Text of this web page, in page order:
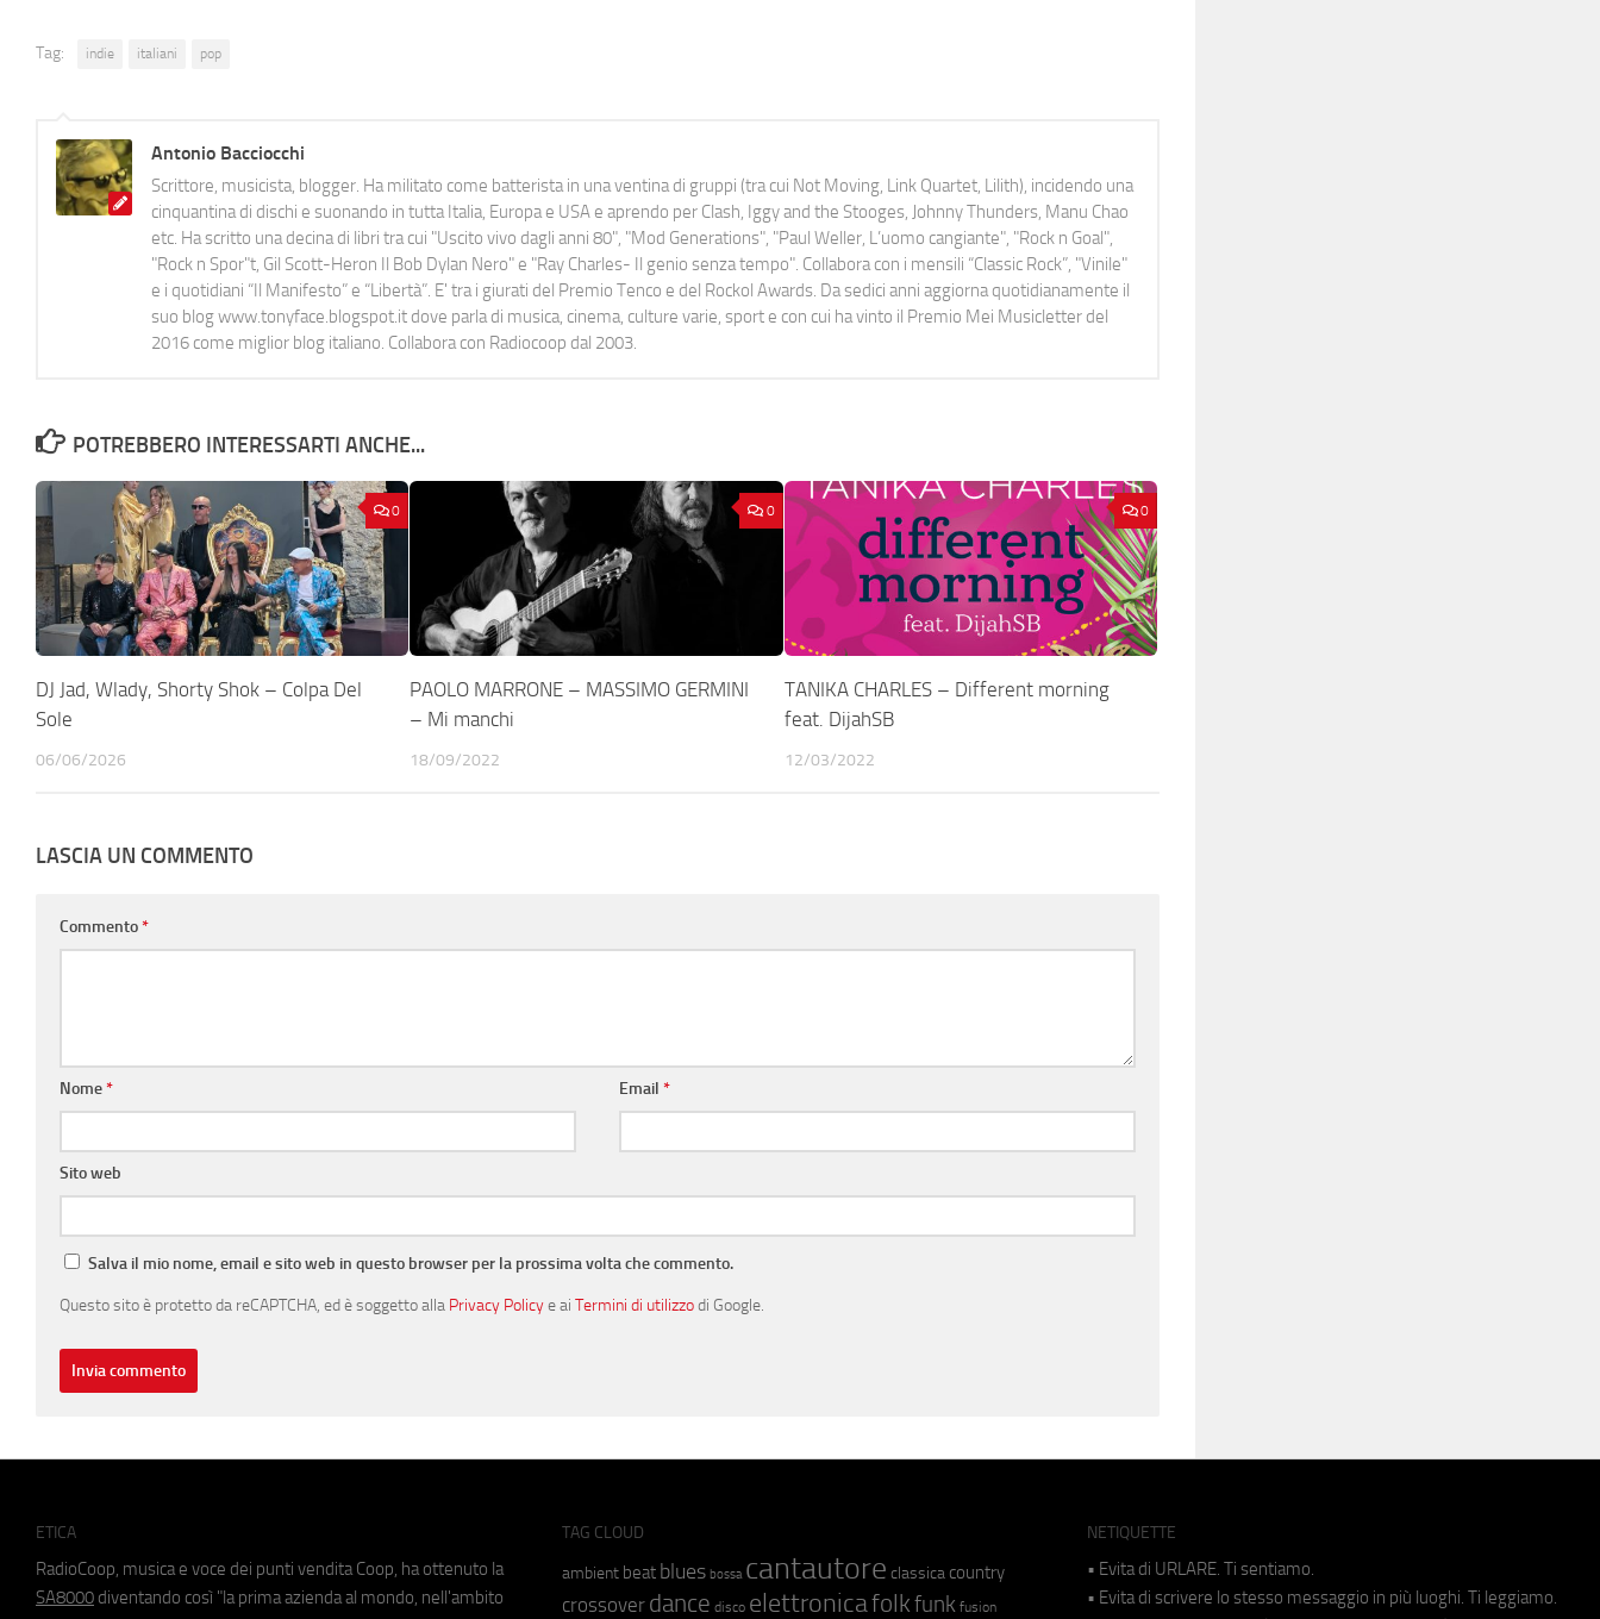
Tag: indie italiani pop
Antonio Bacciocchi
Scrittore, musicista, blogger. Ha militato come batterista in una ventina di gruppi (tra cui Not Moving, Link Quartet, Lilith), incidendo una
cinquantina di dischi e suonando in tutta Italia, Europa e USA e aprendo per Clash, Iggy and the Stooges, Johnny Thunders, Manu Chao
etc. Ha scritto una decina di libri tra cui "Uscito vivo dagli anni 80", "Mod Generations", "Paul Weller, L’uomo cangiante", "Rock n Goal",
"Rock n Spor"t, Gil Scott-Heron Il Bob Dylan Nero" e "Ray Charles- Il genio senza tempo". Collabora con i mensili “Classic Rock”, "Vinile"
e i quotidiani “Il Manifesto” e “Libertà”. E' tra i giurati del Premio Tenco e del Rockol Awards. Da sedici anni aggiorna quotidianamente il
suo blog www.tonyface.blogspot.it dove parla di musica, cinema, culture varie, sport e con cui ha vinto il Premio Mei Musicletter del
2016 come miglior blog italiano. Collabora con Radiocoop dal 2003.
POTREBBERO INTERESSARTI ANCHE...
0
DJ Jad, Wlady, Shorty Shok – Colpa Del
Sole
06/06/2026
0
PAOLO MARRONE – MASSIMO GERMINI
– Mi manchi
18/09/2022
0
TANIKA CHARLES – Different morning
feat. DijahSB
12/03/2022
LASCIA UN COMMENTO
Commento*
Nome* Email*
Sito web
Salva il mio nome, email e sito web in questo browser per la prossima volta che commento.
Questo sito è protetto da reCAPTCHA, ed è soggetto alla Privacy Policye ai Termini di utilizzodi Google.
ETICA
RadioCoop, musica e voce dei punti vendita Coop, ha ottenuto la
SA8000 diventando così "la prima azienda al mondo, nell'ambito
TAG CLOUD
ambient beat blues bossa cantautore classica country
crossover dance disco elettronicafolkfunk fusion
NETIQUETTE
• Evita di URLARE. Ti sentiamo.
• Evita di scrivere lo stesso messaggio in più luoghi. Ti leggiamo.